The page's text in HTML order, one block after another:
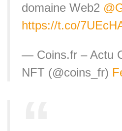
domaine Web2
https://t.co/
— Coins.fr – Actu
NFT (@coins_fr)